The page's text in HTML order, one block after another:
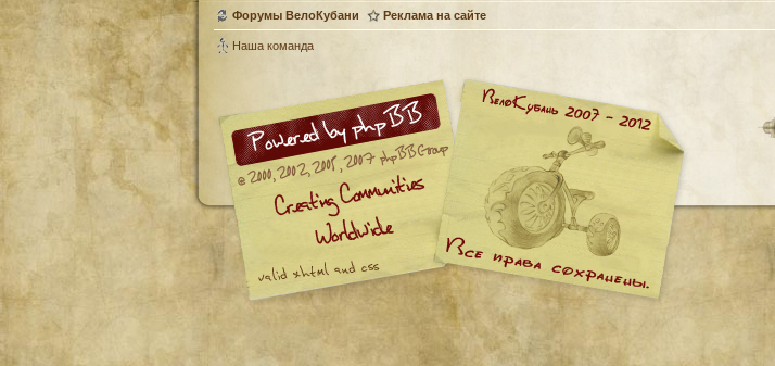
Форумы ВелоКубани Реклама на сайте
Наша команда